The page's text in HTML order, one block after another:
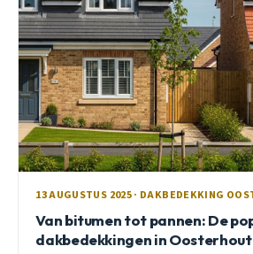
13 AUGUSTUS 2025 · DAKBEDEKKING
Van bitumen tot pannen: De
dakbedekkingen in Oosterhout